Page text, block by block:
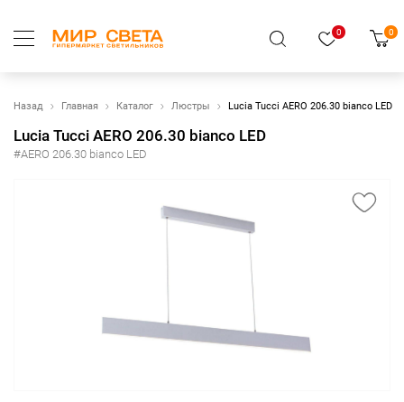
0 0
Назад Главная Каталог Люстры Lucia Tucci AERO 206.30 bianco LED
Lucia Tucci AERO 206.30 bianco LED
#AERO 206.30 bianco LED